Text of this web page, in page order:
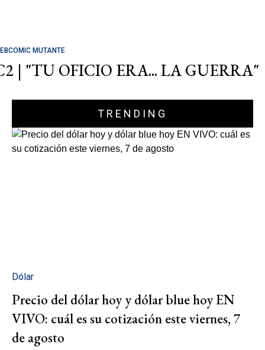
MUTANTE
| "TU OFICIO ERA... LA GUERRA"
TRENDING
Dólar
Precio del dólar hoy y dólar blue hoy EN
VIVO: cuál es su cotización este viernes, 7
de agosto